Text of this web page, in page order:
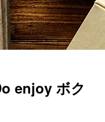
enjoy ボク